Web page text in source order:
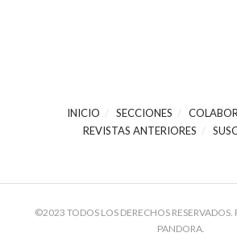
INICIO SECCIONES
REVISTAS ANTERIORES
©2023 TODOS LOS DERECHOS RESERVADOS.
PANDORA.